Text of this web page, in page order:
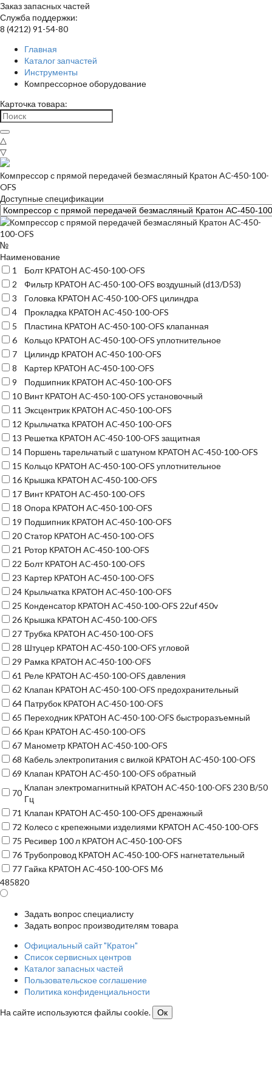
Заказ запасных частей
Служба поддержки:
8 (4212) 91-54-80
Главная
Каталог запчастей
Инструменты
Компрессорное оборудование
Карточка товара:
△
▽
Компрессор с прямой передачей безмасляный Кратон AC-450-100-
OFS
Доступные спецификации
№
Наименование
1
Болт КРАТОН AC-450-100-OFS
2
Фильтр КРАТОН AC-450-100-OFS воздушный (d13/D53)
3
Головка КРАТОН AC-450-100-OFS цилиндра
4
Прокладка КРАТОН AC-450-100-OFS
5
Пластина КРАТОН AC-450-100-OFS клапанная
6
Кольцо КРАТОН AC-450-100-OFS уплотнительное
7
Цилиндр КРАТОН AC-450-100-OFS
8
Картер КРАТОН AC-450-100-OFS
9
Подшипник КРАТОН AC-450-100-OFS
10 Винт КРАТОН AC-450-100-OFS установочный
11 Эксцентрик КРАТОН AC-450-100-OFS
12 Крыльчатка КРАТОН AC-450-100-OFS
13 Решетка КРАТОН AC-450-100-OFS защитная
14 Поршень тарельчатый с шатуном КРАТОН AC-450-100-OFS
15 Кольцо КРАТОН AC-450-100-OFS уплотнительное
16 Крышка КРАТОН AC-450-100-OFS
17 Винт КРАТОН AC-450-100-OFS
18 Опора КРАТОН AC-450-100-OFS
19 Подшипник КРАТОН AC-450-100-OFS
20 Статор КРАТОН AC-450-100-OFS
21 Ротор КРАТОН AC-450-100-OFS
22 Болт КРАТОН AC-450-100-OFS
23 Картер КРАТОН AC-450-100-OFS
24 Крыльчатка КРАТОН AC-450-100-OFS
25 Конденсатор КРАТОН AC-450-100-OFS 22uf 450v
26 Крышка КРАТОН AC-450-100-OFS
27 Трубка КРАТОН AC-450-100-OFS
28 Штуцер КРАТОН AC-450-100-OFS угловой
29 Рамка КРАТОН AC-450-100-OFS
61 Реле КРАТОН AC-450-100-OFS давления
62 Клапан КРАТОН AC-450-100-OFS предохранительный
64 Патрубок КРАТОН AC-450-100-OFS
65 Переходник КРАТОН AC-450-100-OFS быстроразъемный
66 Кран КРАТОН AC-450-100-OFS
67 Манометр КРАТОН AC-450-100-OFS
68 Кабель электропитания с вилкой КРАТОН AC-450-100-OFS
69 Клапан КРАТОН AC-450-100-OFS обратный
70
Клапан электромагнитный КРАТОН AC-450-100-OFS 230 В/50
Гц
71 Клапан КРАТОН AC-450-100-OFS дренажный
72 Колесо с крепежными изделиями КРАТОН AC-450-100-OFS
75 Ресивер 100 л КРАТОН AC-450-100-OFS
76 Трубопровод КРАТОН AC-450-100-OFS нагнетательный
77 Гайка КРАТОН AC-450-100-OFS М6
485820
Задать вопрос специалисту
Задать вопрос производителям товара
Официальный сайт "Кратон"
Список сервисных центров
Каталог запасных частей
Пользовательское соглашение
Политика конфиденциальности
На сайте используются файлы cookie.
Ок